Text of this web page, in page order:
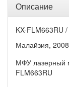
Описание
KX-FLM663RU
Малайзия, 2008
МФУ лазерный
FLM663RU